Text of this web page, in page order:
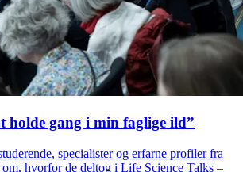
holde gang i min faglige ild”
specialister og erfarne profiler fra
hvorfor de deltog i Life Science Talks –